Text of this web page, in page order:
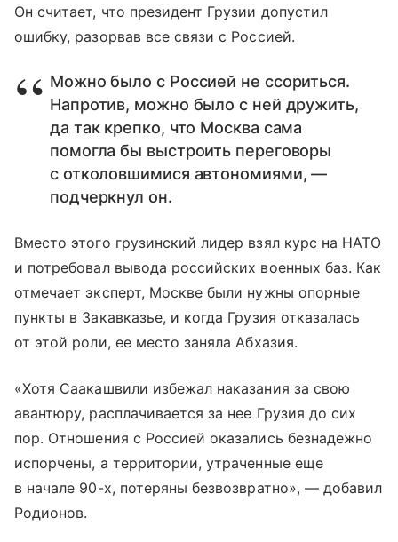
Он считает, что президент Грузии допустил
ошибку, разорвав все связи с Россией.
Можно было с Россией не ссориться.
Напротив, можно было с ней дружить,
да так крепко, что Москва сама
помогла бы выстроить переговоры
с отколовшимися автономиями, —
подчеркнул он.
Вместо этого грузинский лидер взял курс на НАТО
и потребовал вывода российских военных баз. Как
отмечает эксперт, Москве были нужны опорные
пункты в Закавказье, и когда Грузия отказалась
от этой роли, ее место заняла Абхазия.
«Хотя Саакашвили избежал наказания за свою
авантюру, расплачивается за нее Грузия до сих
пор. Отношения с Россией оказались безнадежно
испорчены, а территории, утраченные еще
в начале 90-х, потеряны безвозвратно», — добавил
Родионов.